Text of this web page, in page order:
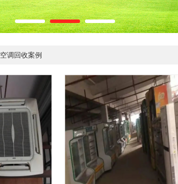
空调回收案例